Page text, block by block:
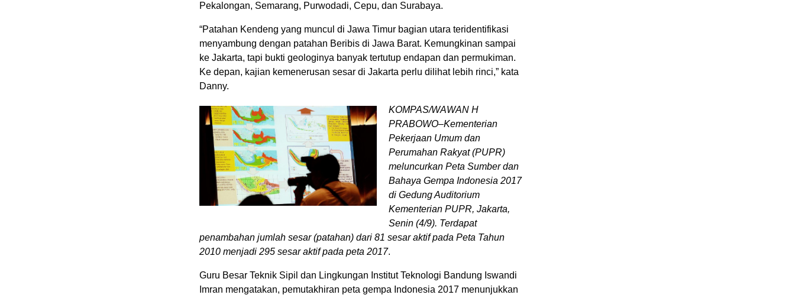
Pekalongan, Semarang, Purwodadi, Cepu, dan Surabaya.
“Patahan Kendeng yang muncul di Jawa Timur bagian utara teridentifikasi
menyambung dengan patahan Beribis di Jawa Barat. Kemungkinan sampai
ke Jakarta, tapi bukti geologinya banyak tertutup endapan dan permukiman.
Ke depan, kajian kemenerusan sesar di Jakarta perlu dilihat lebih rinci,” kata
Danny.
KOMPAS/WAWAN H
PRABOWO–Kementerian
Pekerjaan Umum dan
Perumahan Rakyat (PUPR)
meluncurkan Peta Sumber dan
Bahaya Gempa Indonesia 2017
di Gedung Auditorium
Kementerian PUPR, Jakarta,
Senin (4/9). Terdapat
penambahan jumlah sesar (patahan) dari 81 sesar aktif pada Peta Tahun
2010 menjadi 295 sesar aktif pada peta 2017.
Guru Besar Teknik Sipil dan Lingkungan Institut Teknologi Bandung Iswandi
Imran mengatakan, pemutakhiran peta gempa Indonesia 2017 menunjukkan